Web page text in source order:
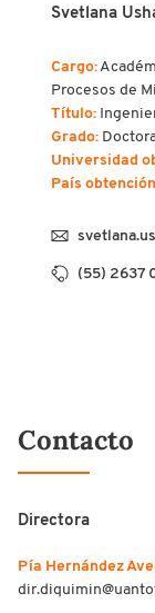
Svetlana
Cargo:
Procesos de
Título:
Grado:
Universidad
País
(55) 2637
Contacto
Directora
Pía Hernández